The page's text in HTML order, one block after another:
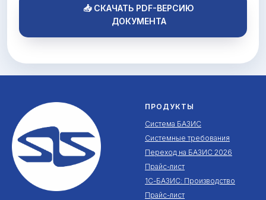
📥 СКАЧАТЬ PDF-ВЕРСИЮ
ДОКУМЕНТА
ПРОДУКТЫ
Система БАЗИС
Системные требования
Переход на БАЗИС 2026
Прайс-лист
1С-БАЗИС: Производство
Прайс-лист